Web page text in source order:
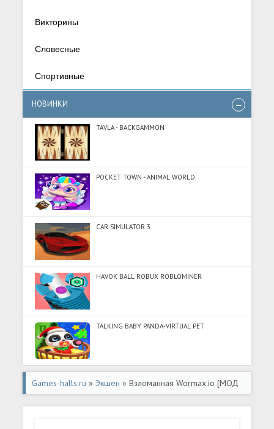
Викторины
Словесные
Спортивные
НОВИНКИ
TAVLA - BACKGAMMON
POCKET TOWN - ANIMAL WORLD
CAR SIMULATOR 3
HAVOK BALL ROBUX ROBLOMINER
TALKING BABY PANDA-VIRTUAL PET
Games-halls.ru »Экшен » Взломанная Wormax.io [МОД
Бесконечные монеты] - стабильная версия apk на